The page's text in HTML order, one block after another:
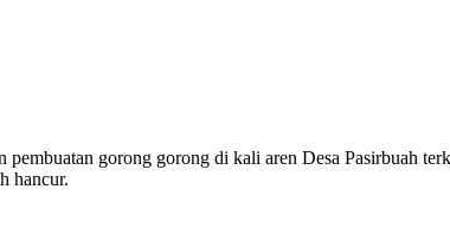
gorong gorong di kali aren Desa Pasirbuah
hancur.